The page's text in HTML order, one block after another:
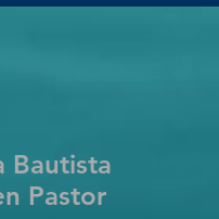
Bautista
Pastor